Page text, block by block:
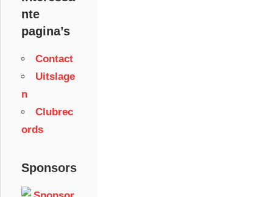
nte
pagina’s
Contact
Uitslage
n
Clubrec
ords
Sponsors